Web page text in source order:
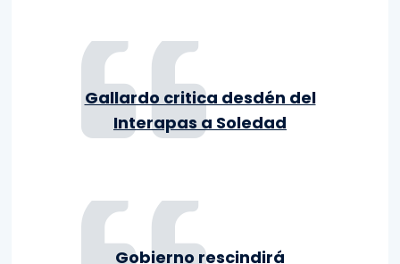
Gallardo critica desdén del
Interapas a Soledad
Gobierno rescindirá